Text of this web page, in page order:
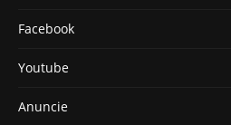
Facebook
Youtube
Anuncie